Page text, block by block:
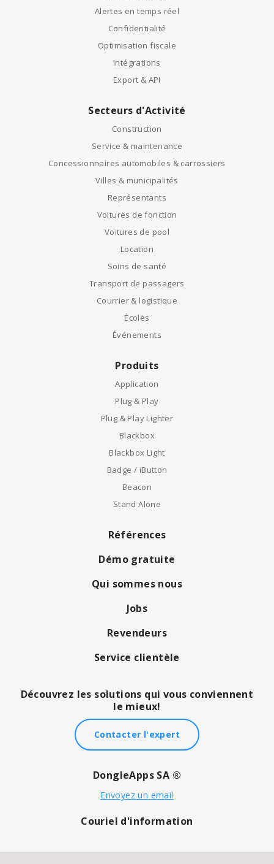
Alertes en temps réel
Confidentialité
Optimisation fiscale
Intégrations
Export & API
Secteurs d'Activité
Construction
Service & maintenance
Concessionnaires automobiles & carrossiers
Villes & municipalités
Représentants
Voitures de fonction
Voitures de pool
Location
Soins de santé
Transport de passagers
Courrier & logistique
Écoles
Événements
Produits
Application
Plug & Play
Plug & Play Lighter
Blackbox
Blackbox Light
Badge / iButton
Beacon
Stand Alone
Références
Démo gratuite
Qui sommes nous
Jobs
Revendeurs
Service clientèle
Découvrez les solutions qui vous conviennent
le mieux!
Contacter l'expert
DongleApps SA ®
Envoyez un email
Couriel d'information